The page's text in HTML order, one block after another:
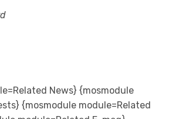
News} {mosmodule
{mosmodule module=Related